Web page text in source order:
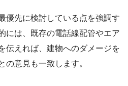
優先に検討している点を強調す
には、既存の電話線配管やエア
伝えれば、建物へのダメージを
の意見も一致します。